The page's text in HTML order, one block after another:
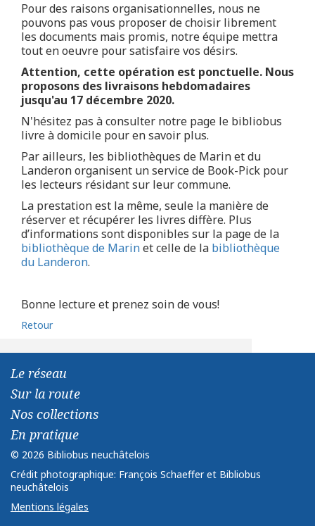
Pour des raisons organisationnelles, nous ne
pouvons pas vous proposer de choisir librement
les documents mais promis, notre équipe mettra
tout en oeuvre pour satisfaire vos désirs.
Attention, cette opération est ponctuelle. Nous
proposons des livraisons hebdomadaires
jusqu'au 17 décembre 2020.
N'hésitez pas à consulter notre page le bibliobus
livre à domicile pour en savoir plus.
Par ailleurs, les bibliothèques de Marin et du
Landeron organisent un service de Book-Pick pour
les lecteurs résidant sur leur commune.
La prestation est la même, seule la manière de
réserver et récupérer les livres diffère. Plus
d’informations sont disponibles sur la page de la
bibliothèque de Marinet celle de la bibliothèque
du Landeron.
Bonne lecture et prenez soin de vous!
Retour
Le réseau
Sur la route
Nos collections
En pratique
© 2026 Bibliobus neuchâtelois
Crédit photographique: François Schaeffer et Bibliobus
neuchâtelois
Mentions légales